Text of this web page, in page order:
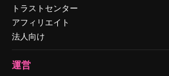
トラストセンター
アフィリエイト
法人向け
運営